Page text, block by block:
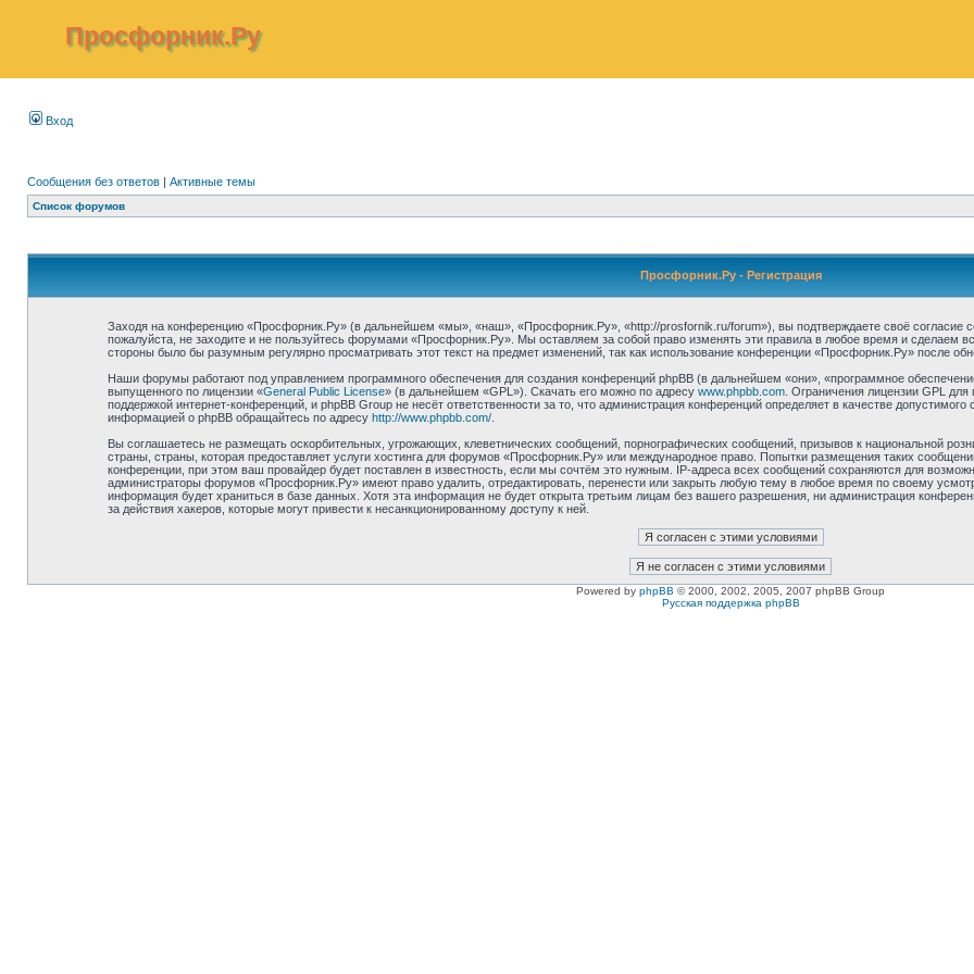
Просфорник.Ру
Вход
Сообщения без ответов | Активные темы
Список форумов
Просфорник.Ру - Регистрация
Заходя на конференцию «Просфорник.Ру» (в дальнейшем «мы», «наш», «Просфорник.Ру», «http://prosfornik.ru/forum»), вы подтверждаете своё согласие
пожалуйста, не заходите и не пользуйтесь форумами «Просфорник.Ру». Мы оставляем за собой право изменять эти правила в любое время и сделаем
стороны было бы разумным регулярно просматривать этот текст на предмет изменений, так как использование конференции «Просфорник.Ру» после
Наши форумы работают под управлением программного обеспечения для создания конференций phpBB (в дальнейшем «они», «программное
выпущенного по лицензии «General Public License» (в дальнейшем «GPL»). Скачать его можно по адресу www.phpbb.com. Ограничения лицензии GPL для
поддержкой интернет-конференций, и phpBB Group не несёт ответственности за то, что администрация конференций определяет в качестве
информацией о phpBB обращайтесь по адресу http://www.phpbb.com/.
Вы соглашаетесь не размещать оскорбительных, угрожающих, клеветнических сообщений, порнографических сообщений, призывов к национальной
страны, страны, которая предоставляет услуги хостинга для форумов «Просфорник.Ру» или международное право. Попытки размещения таких
конференции, при этом ваш провайдер будет поставлен в известность, если мы сочтём это нужным. IP-адреса всех сообщений сохраняются для
администраторы форумов «Просфорник.Ру» имеют право удалить, отредактировать, перенести или закрыть любую тему в любое время по своему
информация будет храниться в базе данных. Хотя эта информация не будет открыта третьим лицам без вашего разрешения, ни администрация
за действия хакеров, которые могут привести к несанкционированному доступу к ней.
Powered by phpBB © 2000, 2002, 2005, 2007 phpBB Group
Русская поддержка phpBB